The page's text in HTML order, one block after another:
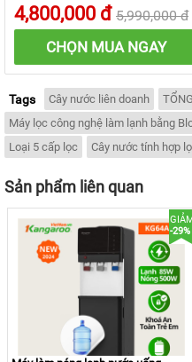
biệt nóng, lạnh. Lẫy nhấn
thao tác tiện lợi, dễ dàng
Đặc biệt, phần trên vòi
đảm bảo an toàn cho trẻ em.
4,800,000 đ 5,990,000 đ
CHỌN MUA NGAY
Tags Cây nước liên doanh
Máy lọc công nghệ làm lạnh bằng
Loại 5 cấp lọc
Cây nước tính hợp
Sản phẩm liên quan
GIẢM
-29%